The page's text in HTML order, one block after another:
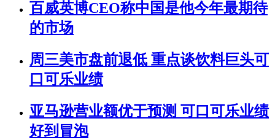
百威英博CEO称中国是他今年最期待
的市场
周三美市盘前退低 重点谈饮料巨头可
口可乐业绩
亚马逊营业额优于预测 可口可乐业绩
好到冒泡